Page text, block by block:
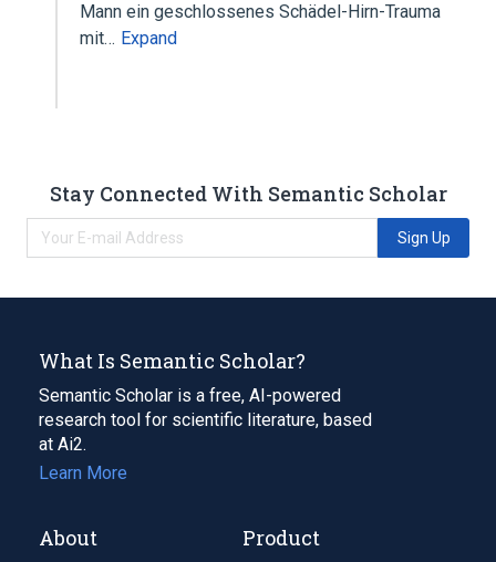
Mann ein geschlossenes Schädel-Hirn-Trauma
mit… Expand
Stay Connected With Semantic Scholar
Sign Up
What Is Semantic Scholar?
Semantic Scholar is a free, AI-powered
research tool for scientific literature, based
at Ai2.
Learn More
About Product